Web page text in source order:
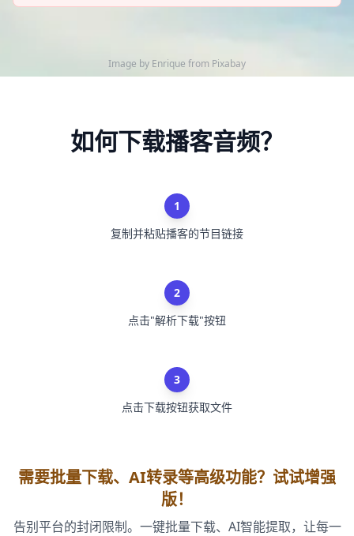
Image by Enrique from Pixabay
如何下载播客音频？
1
复制并粘贴播客的节目链接
2
点击"解析下载"按钮
3
点击下载按钮获取文件
需要批量下载、AI转录等高级功能？试试增强
版！
告别平台的封闭限制。一键批量下载、AI智能提取，让每一